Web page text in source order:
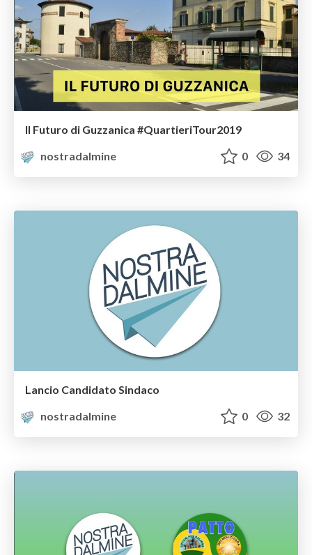
Il Futuro di Guzzanica #QuartieriTour2019
nostradalmine
0 34
Lancio Candidato Sindaco
nostradalmine
0 32